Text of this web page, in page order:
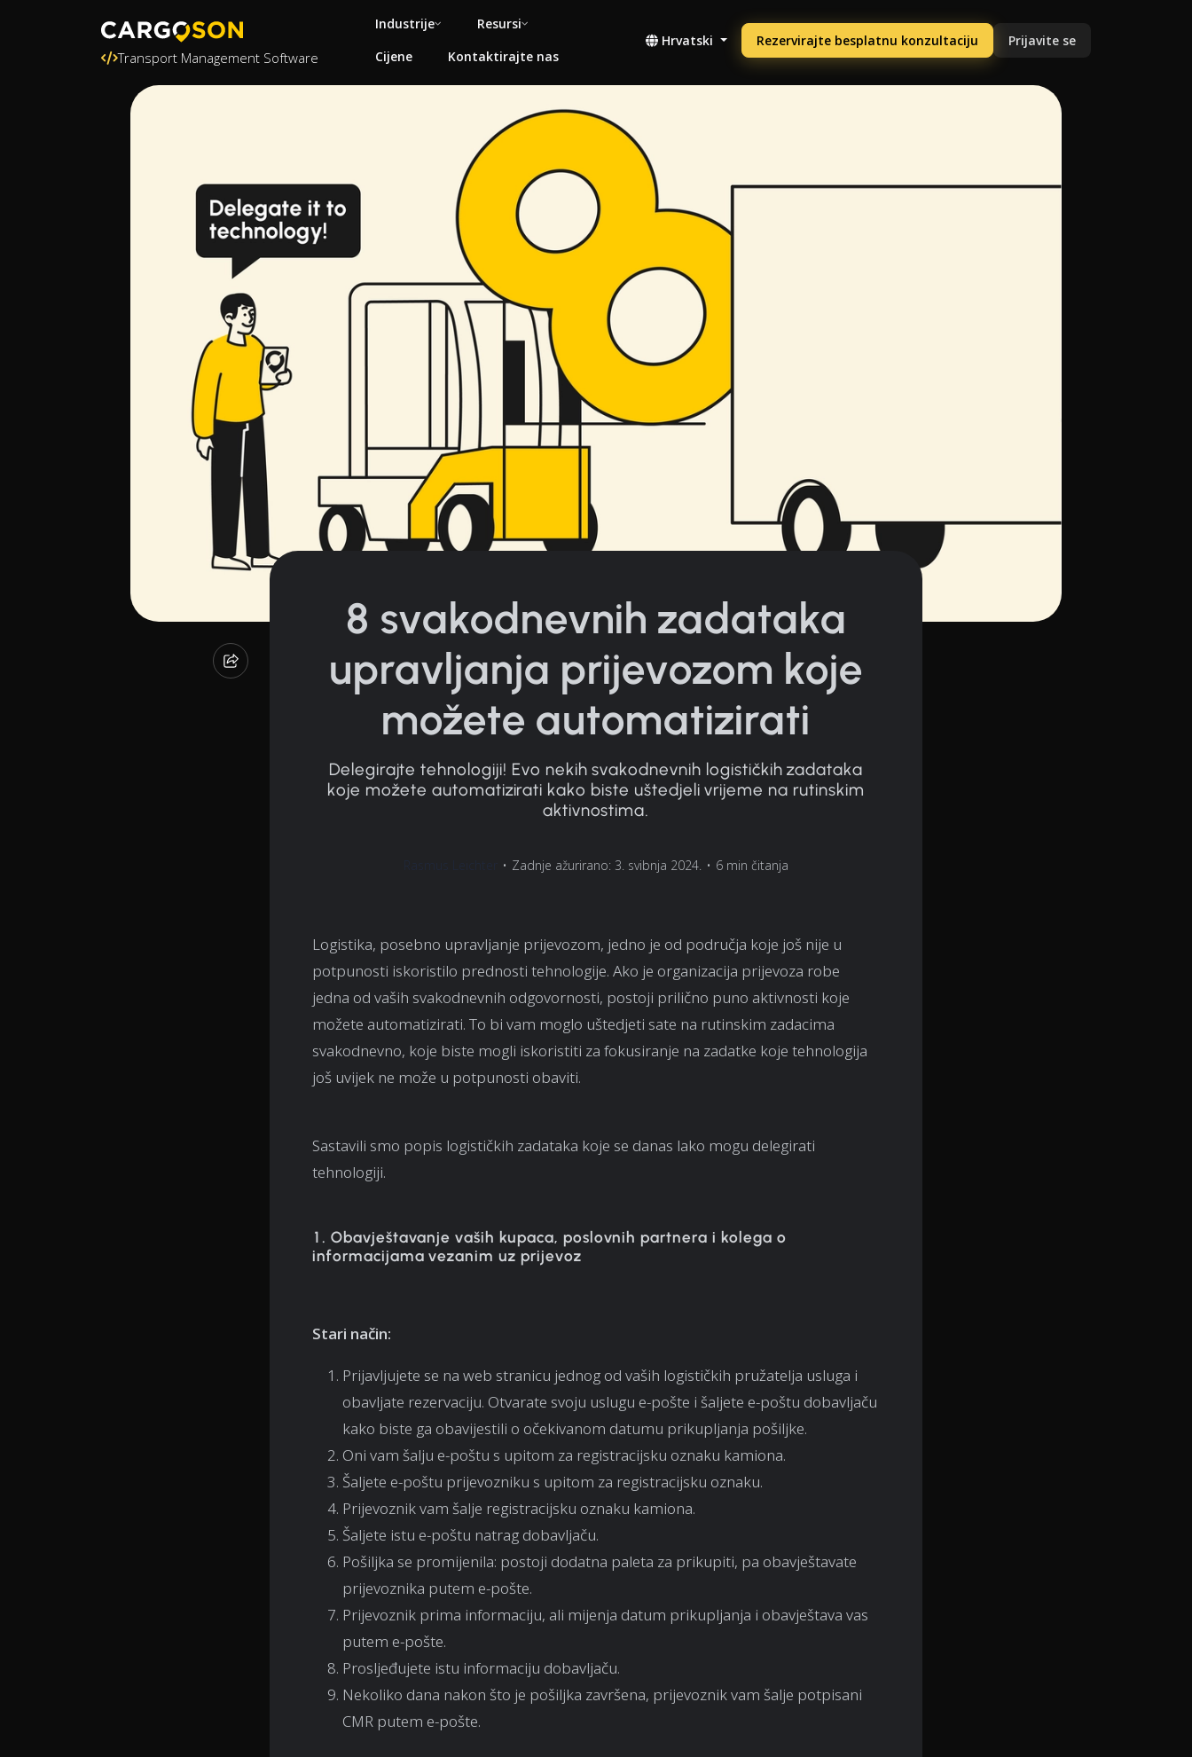
Transport Management Software
Industrije
Resursi
Cijene
Kontaktirajte nas
Hrvatski Rezervirajte besplatnu konzultaciju Prijavite se
8 svakodnevnih zadataka
upravljanja prijevozom koje
možete automatizirati
Delegirajte tehnologiji! Evo nekih svakodnevnih logističkih zadataka
koje možete automatizirati kako biste uštedjeli vrijeme na rutinskim
aktivnostima.
• Zadnje ažurirano: 3. svibnja 2024. • 6 min čitanja
Logistika, posebno upravljanje prijevozom, jedno je od područja koje još nije u
potpunosti iskoristilo prednosti tehnologije. Ako je organizacija prijevoza robe
jedna od vaših svakodnevnih odgovornosti, postoji prilično puno aktivnosti koje
možete automatizirati. To bi vam moglo uštedjeti sate na rutinskim zadacima
svakodnevno, koje biste mogli iskoristiti za fokusiranje na zadatke koje tehnologija
još uvijek ne može u potpunosti obaviti.
Sastavili smo popis logističkih zadataka koje se danas lako mogu delegirati
tehnologiji.
1. Obavještavanje vaših kupaca, poslovnih partnera i kolega o
informacijama vezanim uz prijevoz
Stari način:
Prijavljujete se na web stranicu jednog od vaših logističkih pružatelja usluga i
obavljate rezervaciju. Otvarate svoju uslugu e-pošte i šaljete e-poštu dobavljaču
kako biste ga obavijestili o očekivanom datumu prikupljanja pošiljke.
Oni vam šalju e-poštu s upitom za registracijsku oznaku kamiona.
Šaljete e-poštu prijevozniku s upitom za registracijsku oznaku.
Prijevoznik vam šalje registracijsku oznaku kamiona.
Šaljete istu e-poštu natrag dobavljaču.
Pošiljka se promijenila: postoji dodatna paleta za prikupiti, pa obavještavate
prijevoznika putem e-pošte.
Prijevoznik prima informaciju, ali mijenja datum prikupljanja i obavještava vas
putem e-pošte.
Prosljeđujete istu informaciju dobavljaču.
Nekoliko dana nakon što je pošiljka završena, prijevoznik vam šalje potpisani
CMR putem e-pošte.